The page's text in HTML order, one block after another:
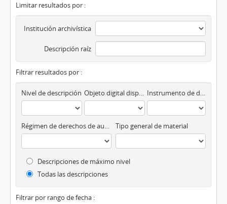
Limitar resultados por :
Institución archivística
Descripción raíz
Filtrar resultados por :
Nivel de descripción Objeto digital disponibles Instrumento de descripción
Régimen de derechos de autor Tipo general de material
Descripciones de máximo nivel
Todas las descripciones
Filtrar por rango de fecha :